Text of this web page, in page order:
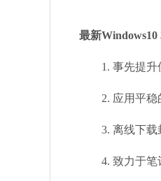
最新
1. 事先提升使
2. 应用平稳的
3. 离线下载封
4. 致力于笔记